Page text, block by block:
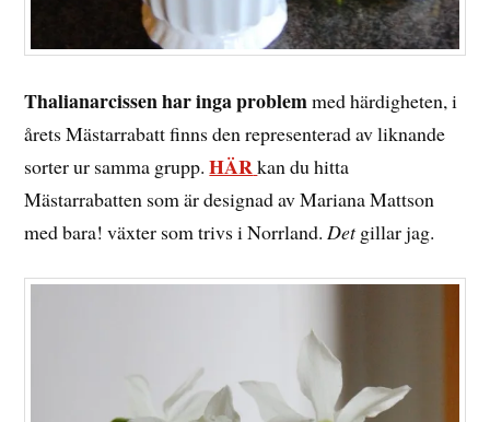
Thalianarcissen har inga problemmed härdigheten, i
årets Mästarrabatt finns den representerad av liknande
sorter ur samma grupp.HÄRkan du hitta
Mästarrabatten som är designad av Mariana Mattson
med bara! växter som trivs i Norrland.Detgillar jag.